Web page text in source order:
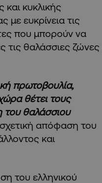
και κυκλικής
με ευκρίνεια τις
που μπορούν να
τις θαλάσσιες ζώνες
πρωτοβουλία,
θέτει τους
του θαλάσσιου
απόφαση του
και
του ελληνικού